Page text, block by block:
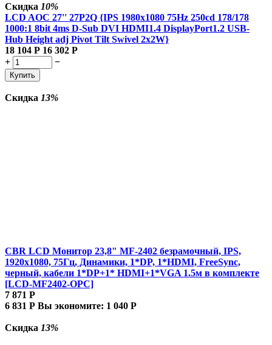
Скидка 10%
LCD AOC 27'' 27P2Q {IPS 1980x1080 75Hz 250cd 178/178
1000:1 8bit 4ms D-Sub DVI HDMI1.4 DisplayPort1.2 USB-
Hub Height adj Pivot Tilt Swivel 2x2W}
18 104 Р 16 302 Р
+
−
Купить
Скидка 13%
CBR LCD Монитор 23,8" MF-2402 безрамочный, IPS,
1920x1080, 75Гц, Динамики, 1*DP, 1*HDMI, FreeSync,
черный, кабели 1*DP+1* HDMI+1*VGA 1.5м в комплекте
[LCD-MF2402-OPC]
7 871 Р
6 831 Р Вы экономите: 1 040 Р
Скидка 13%